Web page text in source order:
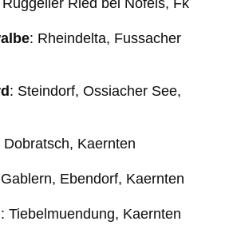
: Rheindelta, Fussacher
: Steindorf, Ossiacher See,
Dobratsch, Kaernten
Ebendorf, Kaernten
: Tiebelmuendung, Kaernten